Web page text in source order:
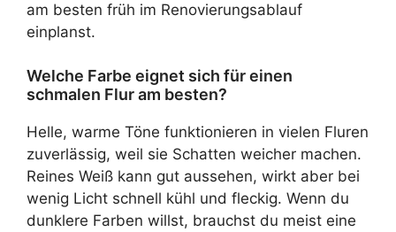
am besten früh im Renovierungsablauf
einplanst.
Welche Farbe eignet sich für einen
schmalen Flur am besten?
Helle, warme Töne funktionieren in vielen Fluren
zuverlässig, weil sie Schatten weicher machen.
Reines Weiß kann gut aussehen, wirkt aber bei
wenig Licht schnell kühl und fleckig. Wenn du
dunklere Farben willst, brauchst du meist eine